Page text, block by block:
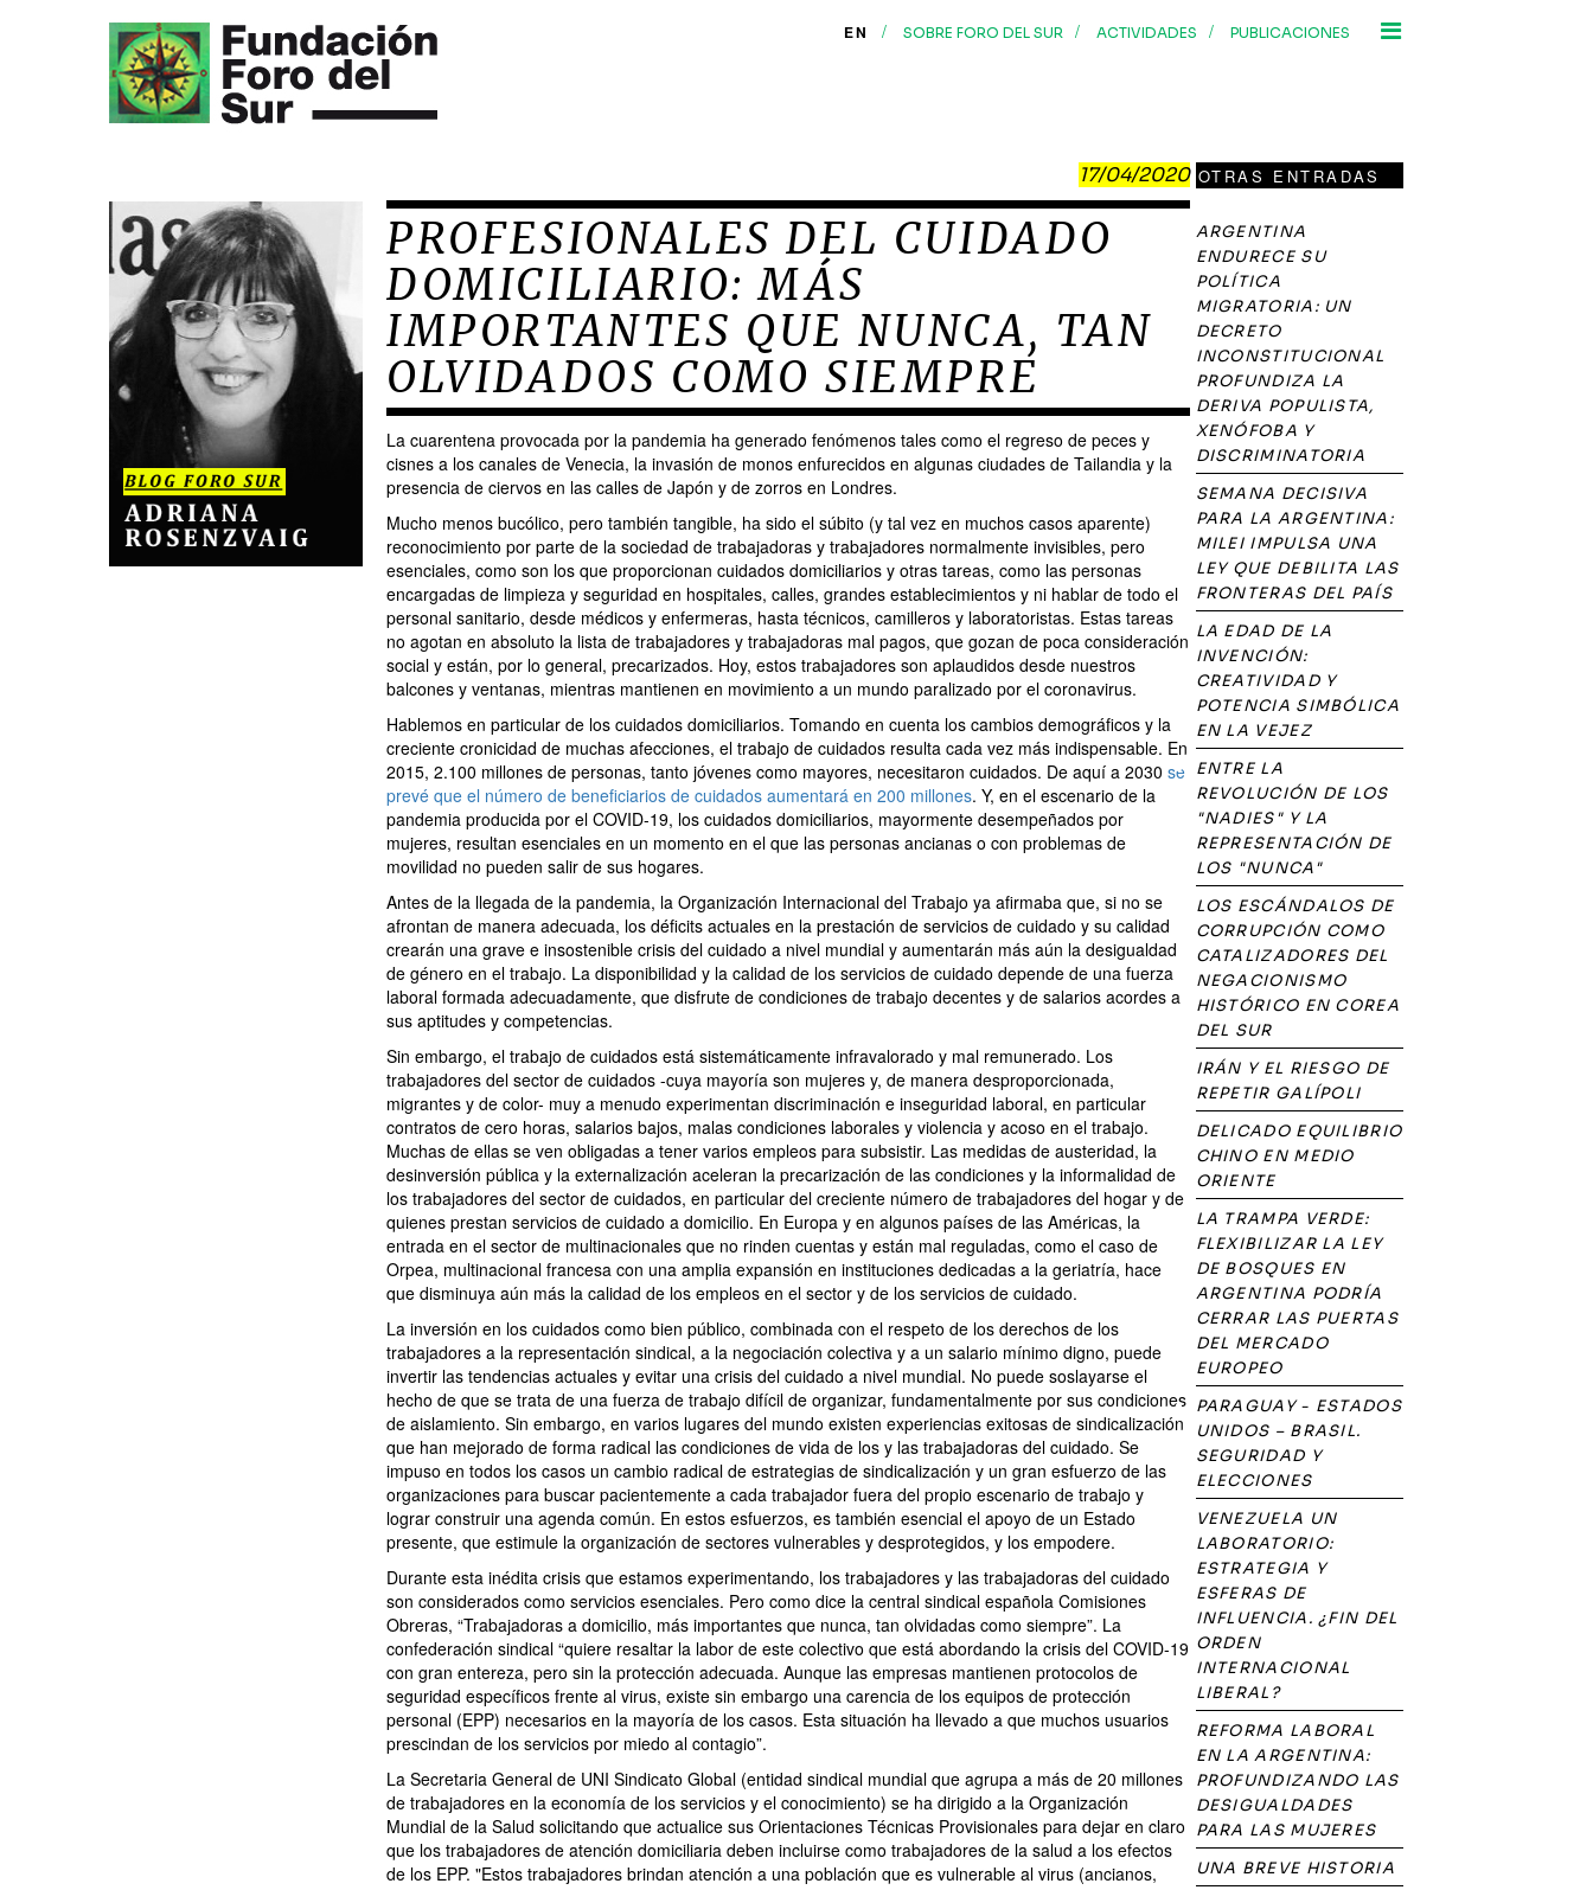
EN / SOBRE FORO DEL SUR / ACTIVIDADES / PUBLICACIONES
17/04/2020
PROFESIONALES DEL CUIDADO
DOMICILIARIO: MÁS
IMPORTANTES QUE NUNCA, TAN
OLVIDADOS COMO SIEMPRE
La cuarentena provocada por la pandemia ha generado fenómenos tales como el regreso de peces y
cisnes a los canales de Venecia, la invasión de monos enfurecidos en algunas ciudades de Tailandia y la
presencia de ciervos en las calles de Japón y de zorros en Londres.
Mucho menos bucólico, pero también tangible, ha sido el súbito (y tal vez en muchos casos aparente)
reconocimiento por parte de la sociedad de trabajadoras y trabajadores normalmente invisibles, pero
esenciales, como son los que proporcionan cuidados domiciliarios y otras tareas, como las personas
encargadas de limpieza y seguridad en hospitales, calles, grandes establecimientos y ni hablar de todo el
personal sanitario, desde médicos y enfermeras, hasta técnicos, camilleros y laboratoristas. Estas tareas
no agotan en absoluto la lista de trabajadores y trabajadoras mal pagos, que gozan de poca consideración
social y están, por lo general, precarizados. Hoy, estos trabajadores son aplaudidos desde nuestros
balcones y ventanas, mientras mantienen en movimiento a un mundo paralizado por el coronavirus.
Hablemos en particular de los cuidados domiciliarios. Tomando en cuenta los cambios demográficos y la
creciente cronicidad de muchas afecciones, el trabajo de cuidados resulta cada vez más indispensable. En
2015, 2.100 millones de personas, tanto jóvenes como mayores, necesitaron cuidados. De aquí a 2030 se
prevé que el número de beneficiarios de cuidados aumentará en 200 millones. Y, en el escenario de la
pandemia producida por el COVID-19, los cuidados domiciliarios, mayormente desempeñados por
mujeres, resultan esenciales en un momento en el que las personas ancianas o con problemas de
movilidad no pueden salir de sus hogares.
Antes de la llegada de la pandemia, la Organización Internacional del Trabajo ya afirmaba que, si no se
afrontan de manera adecuada, los déficits actuales en la prestación de servicios de cuidado y su calidad
crearán una grave e insostenible crisis del cuidado a nivel mundial y aumentarán más aún la desigualdad
de género en el trabajo. La disponibilidad y la calidad de los servicios de cuidado depende de una fuerza
laboral formada adecuadamente, que disfrute de condiciones de trabajo decentes y de salarios acordes a
sus aptitudes y competencias.
Sin embargo, el trabajo de cuidados está sistemáticamente infravalorado y mal remunerado. Los
trabajadores del sector de cuidados -cuya mayoría son mujeres y, de manera desproporcionada,
migrantes y de color- muy a menudo experimentan discriminación e inseguridad laboral, en particular
contratos de cero horas, salarios bajos, malas condiciones laborales y violencia y acoso en el trabajo.
Muchas de ellas se ven obligadas a tener varios empleos para subsistir. Las medidas de austeridad, la
desinversión pública y la externalización aceleran la precarización de las condiciones y la informalidad de
los trabajadores del sector de cuidados, en particular del creciente número de trabajadores del hogar y de
quienes prestan servicios de cuidado a domicilio. En Europa y en algunos países de las Américas, la
entrada en el sector de multinacionales que no rinden cuentas y están mal reguladas, como el caso de
Orpea, multinacional francesa con una amplia expansión en instituciones dedicadas a la geriatría, hace
que disminuya aún más la calidad de los empleos en el sector y de los servicios de cuidado.
La inversión en los cuidados como bien público, combinada con el respeto de los derechos de los
trabajadores a la representación sindical, a la negociación colectiva y a un salario mínimo digno, puede
invertir las tendencias actuales y evitar una crisis del cuidado a nivel mundial. No puede soslayarse el
hecho de que se trata de una fuerza de trabajo difícil de organizar, fundamentalmente por sus condiciones
de aislamiento. Sin embargo, en varios lugares del mundo existen experiencias exitosas de sindicalización
que han mejorado de forma radical las condiciones de vida de los y las trabajadoras del cuidado. Se
impuso en todos los casos un cambio radical de estrategias de sindicalización y un gran esfuerzo de las
organizaciones para buscar pacientemente a cada trabajador fuera del propio escenario de trabajo y
lograr construir una agenda común. En estos esfuerzos, es también esencial el apoyo de un Estado
presente, que estimule la organización de sectores vulnerables y desprotegidos, y los empodere.
Durante esta inédita crisis que estamos experimentando, los trabajadores y las trabajadoras del cuidado
son considerados como servicios esenciales. Pero como dice la central sindical española Comisiones
Obreras, “Trabajadoras a domicilio, más importantes que nunca, tan olvidadas como siempre”. La
confederación sindical “quiere resaltar la labor de este colectivo que está abordando la crisis del COVID-19
con gran entereza, pero sin la protección adecuada. Aunque las empresas mantienen protocolos de
seguridad específicos frente al virus, existe sin embargo una carencia de los equipos de protección
personal (EPP) necesarios en la mayoría de los casos. Esta situación ha llevado a que muchos usuarios
prescindan de los servicios por miedo al contagio”.
La Secretaria General de UNI Sindicato Global (entidad sindical mundial que agrupa a más de 20 millones
de trabajadores en la economía de los servicios y el conocimiento) se ha dirigido a la Organización
Mundial de la Salud solicitando que actualice sus Orientaciones Técnicas Provisionales para dejar en claro
que los trabajadores de atención domiciliaria deben incluirse como trabajadores de la salud a los efectos
de los EPP. "Estos trabajadores brindan atención a una población que es vulnerable al virus (ancianos,
OTRAS ENTRADAS
ARGENTINA
ENDURECE SU
POLÍTICA
MIGRATORIA: UN
DECRETO
INCONSTITUCIONAL
PROFUNDIZA LA
DERIVA POPULISTA,
XENÓFOBA Y
DISCRIMINATORIA
SEMANA DECISIVA
PARA LA ARGENTINA:
MILEI IMPULSA UNA
LEY QUE DEBILITA LAS
FRONTERAS DEL PAÍS
LA EDAD DE LA
INVENCIÓN:
CREATIVIDAD Y
POTENCIA SIMBÓLICA
EN LA VEJEZ
ENTRE LA
REVOLUCIÓN DE LOS
"NADIES" Y LA
REPRESENTACIÓN DE
LOS "NUNCA"
LOS ESCÁNDALOS DE
CORRUPCIÓN COMO
CATALIZADORES DEL
NEGACIONISMO
HISTÓRICO EN COREA
DEL SUR
IRÁN Y EL RIESGO DE
REPETIR GALÍPOLI
DELICADO EQUILIBRIO
CHINO EN MEDIO
ORIENTE
LA TRAMPA VERDE:
FLEXIBILIZAR LA LEY
DE BOSQUES EN
ARGENTINA PODRÍA
CERRAR LAS PUERTAS
DEL MERCADO
EUROPEO
PARAGUAY - ESTADOS
UNIDOS – BRASIL.
SEGURIDAD Y
ELECCIONES
VENEZUELA UN
LABORATORIO:
ESTRATEGIA Y
ESFERAS DE
INFLUENCIA. ¿FIN DEL
ORDEN
INTERNACIONAL
LIBERAL?
REFORMA LABORAL
EN LA ARGENTINA:
PROFUNDIZANDO LAS
DESIGUALDADES
PARA LAS MUJERES
UNA BREVE HISTORIA